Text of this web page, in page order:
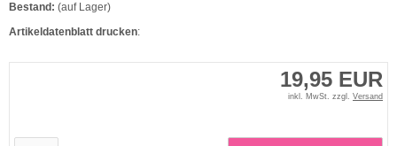
19,95 EUR
inkl. MwSt. zzgl. Versand
Bestand: (auf Lager)
Artikeldatenblatt drucken: